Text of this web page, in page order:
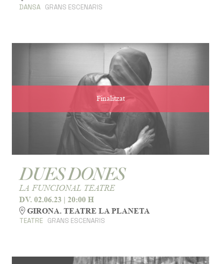
DANSA GRANS ESCENARIS
Finalitzat
DUES DONES
LA FUNCIONAL TEATRE
DV. 02.06.23 | 20:00 H
GIRONA. TEATRE LA PLANETA
TEATRE GRANS ESCENARIS